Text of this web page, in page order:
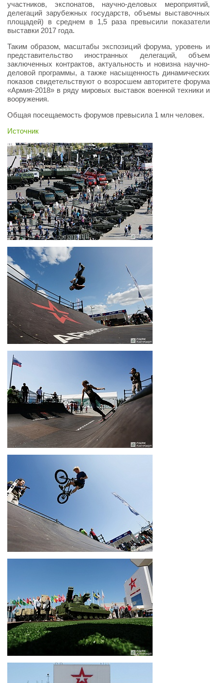
участников, экспонатов, научно-деловых мероприятий,
делегаций зарубежных государств, объемы выставочных
площадей) в среднем в 1,5 раза превысили показатели
выставки 2017 года.
Таким образом, масштабы экспозиций форума, уровень и
представительство иностранных делегаций, объем
заключенных контрактов, актуальность и новизна научно-
деловой программы, а также насыщенность динамических
показов свидетельствуют о возросшем авторитете форума
«Армия-2018» в ряду мировых выставок военной техники и
вооружения.
Общая посещаемость форумов превысила 1 млн человек.
Источник